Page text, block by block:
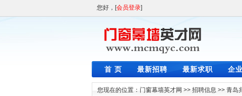
您好，[会员登录]
首 页 最新招聘 最新求职 企
您现在的位置： 门窗幕墙英才网 >> 招聘信息 >> 青岛